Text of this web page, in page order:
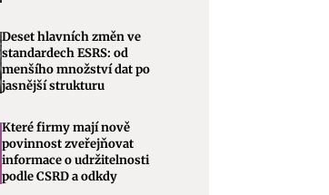
Deset hlavních změn ve
standardech ESRS: od
menšího množství dat po
jasnější strukturu
Které firmy mají nově
povinnost zveřejňovat
informace o udržitelnosti
podle CSRD a odkdy